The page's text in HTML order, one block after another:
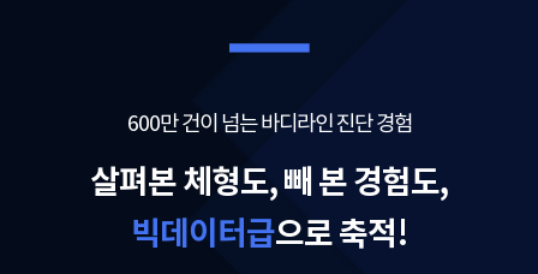
600만 건이 넘는 바디라인 진단 경험
살펴본 체형도, 빼 본 경험도,
빅데이터급으로 축적!